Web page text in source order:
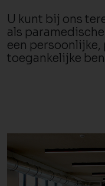
U kunt bij ons
als
een persoonlijke,
toegankelijke